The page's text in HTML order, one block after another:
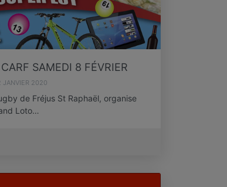
SAMEDI 8 FÉVRIER
JANVIER 2020
de Fréjus St Raphaël, organise
Loto…